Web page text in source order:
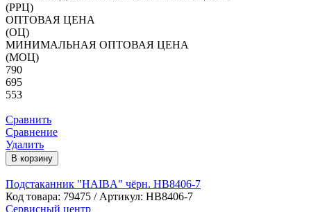
(РРЦ)
ОПТОВАЯ ЦЕНА
(ОЦ)
МИНИМАЛЬНАЯ ОПТОВАЯ ЦЕНА
(МОЦ)
790
695
553
Сравнить
Сравнение
Удалить
В корзину
Подстаканник "HAIBA" чёрн. HB8406-7
Код товара: 79475 / Артикул: HB8406-7
Сервисный центр